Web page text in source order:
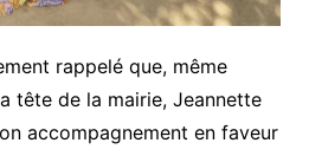
rappelé que, même
tête de la mairie, Jeannette
accompagnement en faveur